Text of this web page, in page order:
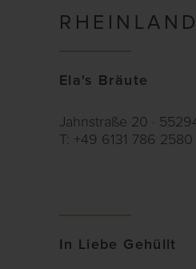
Ela's Bräute
Jahnstraße 20 ·
T: +49 6131 786 2580
In Liebe Gehüllt